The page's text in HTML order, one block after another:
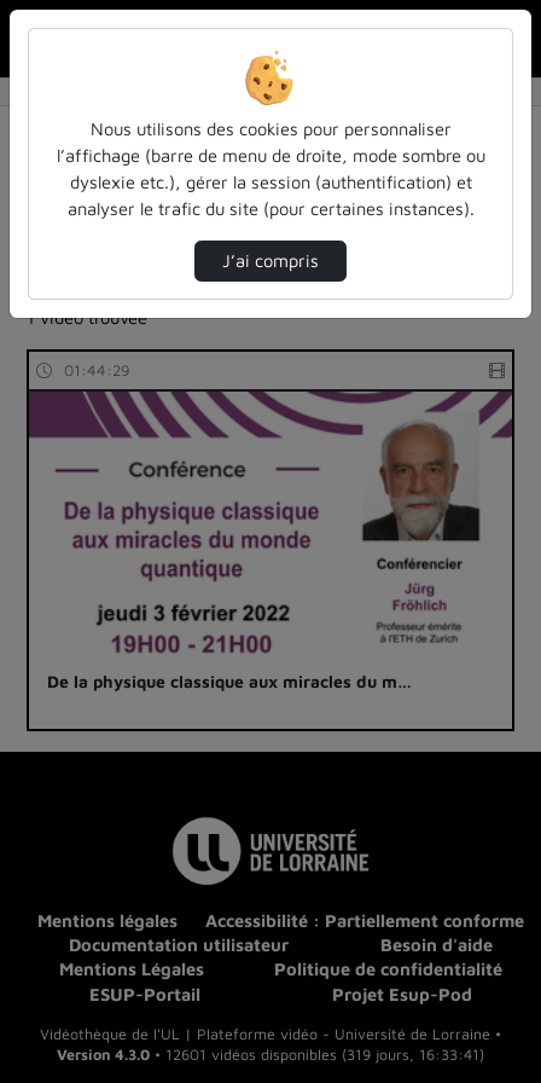
Résultats de la recherche
Filtres actifs (cliquer pour en retirer) :
colloques-et-conferences
Français
sciences-de-la-nature-et-mathematiques
histoire-des-sciences
1 vidéo trouvée
01:44:29
De la physique classique aux miracles du m…
Mentions légales
Accessibilité : Partiellement conforme
Documentation utilisateur
Besoin d'aide
Mentions Légales
Politique de confidentialité
ESUP-Portail
Projet Esup-Pod
Vidéothèque de l'UL | Plateforme vidéo - Université de Lorraine •
Version 4.3.0 • 12601 vidéos disponibles (319 jours, 16:33:41)
Nous utilisons des cookies pour personnaliser
l’affichage (barre de menu de droite, mode sombre ou
dyslexie etc.), gérer la session (authentification) et
analyser le trafic du site (pour certaines instances).
J’ai compris